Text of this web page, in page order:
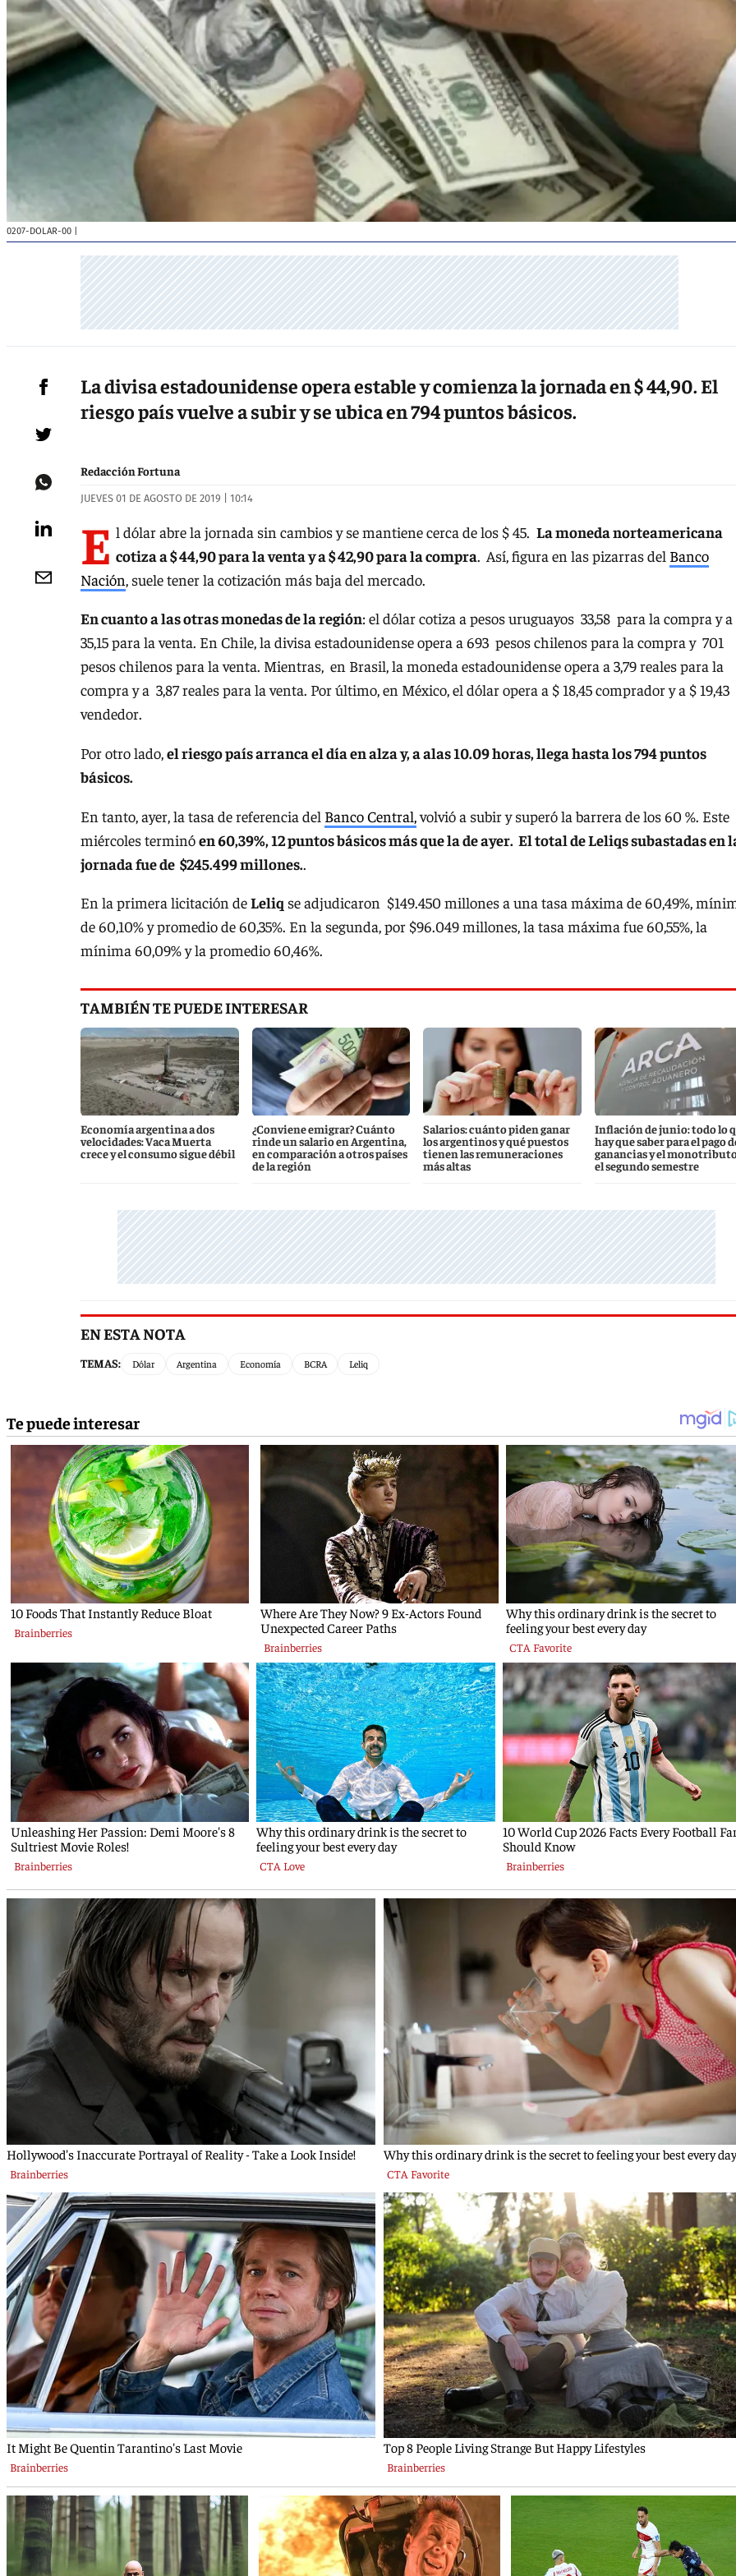
0207-DOLAR-00
La divisa estadounidense opera estable y comienza la jornada en $ 44,90. El
riesgo país vuelve a subir y se ubica en 794 puntos básicos.
Redacción Fortuna
JUEVES 01 DE AGOSTO DE 2019 | 10:14
E l dólar abre la jornada sin cambios y se mantiene cerca de los $ 45. La moneda norteamericana
cotiza a $ 44,90 para la venta y a $ 42,90 para la compra. Así, figura en las pizarras del Banco
Nación, suele tener la cotización más baja del mercado.
En cuanto a las otras monedas de la región: el dólar cotiza a pesos uruguayos 33,58 para la compra y a
35,15 para la venta. En Chile, la divisa estadounidense opera a 693 pesos chilenos para la compra y 701
pesos chilenos para la venta. Mientras, en Brasil, la moneda estadounidense opera a 3,79 reales para la
compra y a 3,87 reales para la venta. Por último, en México, el dólar opera a $ 18,45 comprador y a $ 19,43
vendedor.
Por otro lado,el riesgo país arranca el día en alza y, a alas 10.09 horas, llega hasta los 794 puntos
básicos.
En tanto, ayer, la tasa de referencia del Banco Central, volvió a subir y superó la barrera de los 60 %. Este
miércoles terminóen 60,39%, 12 puntos básicos más que la de ayer. El total de Leliqs subastadas en
jornada fue de $245.499 millones..
En la primera licitación deLeliq se adjudicaron $149.450 millones a una tasa máxima de 60,49%,
de 60,10% y promedio de 60,35%. En la segunda, por $96.049 millones, la tasa máxima fue 60,55%, la
mínima 60,09% y la promedio 60,46%.
TAMBIÉN TE PUEDE INTERESAR
Economía argentina a dos
velocidades: Vaca Muerta
crece y el consumo sigue débil
¿Conviene emigrar? Cuánto
rinde un salario en Argentina,
en comparación a otros países
de la región
Salarios: cuánto piden ganar
los argentinos y qué puestos
tienen las remuneraciones
más altas
Inflación de junio: todo lo
hay que saber para el pago
ganancias y el
el segundo semestre
EN ESTA NOTA
TEMAS: Dólar Argentina Economía BCRA Leliq